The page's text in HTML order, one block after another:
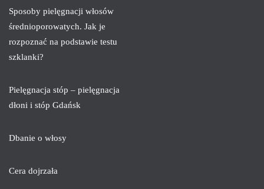
Sposoby pielęgnacji włosów
średnioporowatych. Jak je
rozpoznać na podstawie testu
szklanki?
Pielęgnacja stóp – pielęgnacja
dłoni i stóp Gdańsk
Dbanie o włosy
Cera dojrzała